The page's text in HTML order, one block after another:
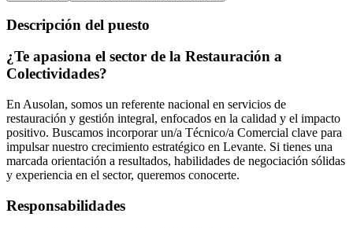
Descripción del puesto
¿Te apasiona el sector de la Restauración a
Colectividades?
En Ausolan, somos un referente nacional en servicios de
restauración y gestión integral, enfocados en la calidad y el impacto
positivo. Buscamos incorporar un/a Técnico/a Comercial clave para
impulsar nuestro crecimiento estratégico en Levante. Si tienes una
marcada orientación a resultados, habilidades de negociación sólidas
y experiencia en el sector, queremos conocerte.
Responsabilidades